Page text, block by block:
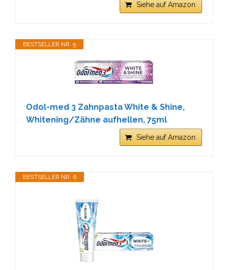
Siehe auf Amazon
BESTSELLER NR. 5
Odol-med 3 Zahnpasta White & Shine,
Whitening/Zähne aufhellen, 75ml
Siehe auf Amazon
BESTSELLER NR. 6